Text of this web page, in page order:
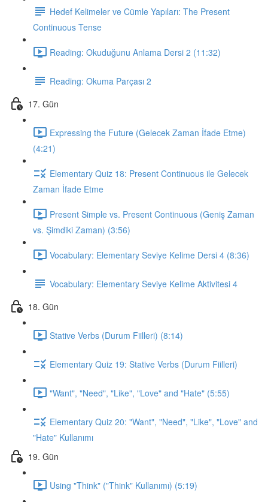
Hedef Kelimeler ve Cümle Yapıları: The Present
Continuous Tense
Reading: Okuduğunu Anlama Dersi 2 (11:32)
Reading: Okuma Parçası 2
17. Gün
Expressing the Future (Gelecek Zaman İfade Etme)
(4:21)
Elementary Quiz 18: Present Continuous ile Gelecek
Zaman İfade Etme
Present Simple vs. Present Continuous (Geniş Zaman
vs. Şimdiki Zaman) (3:56)
Vocabulary: Elementary Seviye Kelime Dersi 4 (8:36)
Vocabulary: Elementary Seviye Kelime Aktivitesi 4
18. Gün
Stative Verbs (Durum Fiilleri) (8:14)
Elementary Quiz 19: Stative Verbs (Durum Fiilleri)
"Want", "Need", "Like", "Love" and "Hate" (5:55)
Elementary Quiz 20: "Want", "Need", "Like", "Love" and
"Hate" Kullanımı
19. Gün
Using "Think" ("Think" Kullanımı) (5:19)